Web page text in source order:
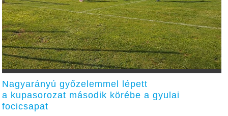
Nagyarányú győzelemmel lépett
a kupasorozat második körébe a gyulai
focicsapat